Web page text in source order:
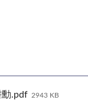
勳.pdf 2943 KB